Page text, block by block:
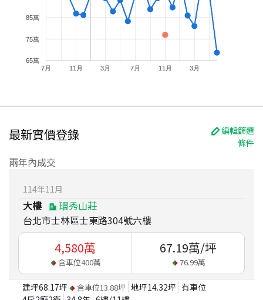
7月 11月 3月 7月 11月 3月
65萬
75萬
85萬
最新實價登錄
編輯篩選
條件
兩年內成交
114年11 月
大樓
環秀山莊
台北市士林區士東路304號六樓
4,580萬
含車位400萬
67.19萬/坪
76.99萬
建坪68.17坪 含車位13.88坪 地坪14.32坪 有車位